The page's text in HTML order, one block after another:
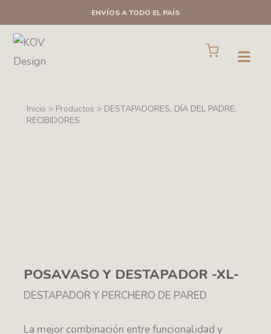
al
contenido
ENVÍOS A TODO EL PAÍS
Open
Cart
Inicio > Productos > DESTAPADORES, DÍA DEL PADRE,
RECIBIDORES
POSAVASO Y DESTAPADOR -XL-
DESTAPADOR Y PERCHERO DE PARED
La mejor combinación entre funcionalidad y